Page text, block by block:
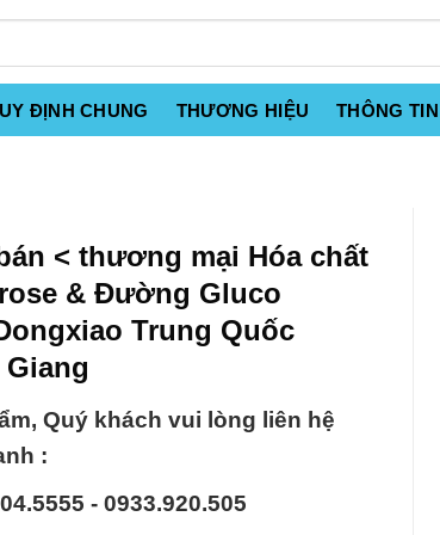
ĐỊNH CHUNG THƯƠNG HIỆU THÔNG TIN
< thương mại Hóa chất
& Đường Gluco
Trung Quốc
Quý khách vui lòng liên hệ
:
- 0933.920.505